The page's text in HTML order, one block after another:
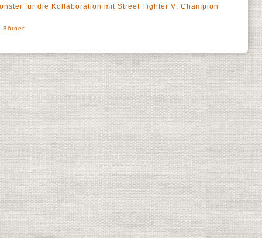
für die Kollaboration mit Street Fighter V: Champion
Börner